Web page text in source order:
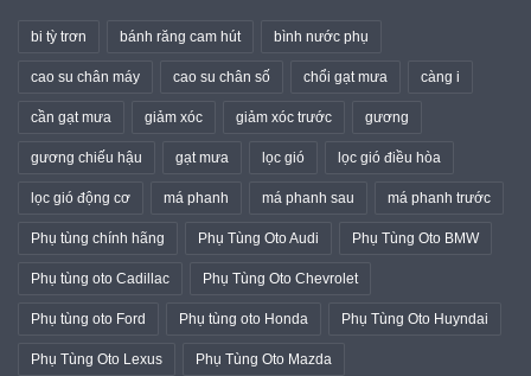
bi tỳ trơn bánh răng cam hút bình nước phụ
cao su chân máy cao su chân số chổi gạt mưa càng i
cần gạt mưa giảm xóc giảm xóc trước gương
gương chiếu hậu gạt mưa lọc gió lọc gió điều hòa
lọc gió động cơ má phanh má phanh sau má phanh trước
Phụ tùng chính hãng Phụ Tùng Oto Audi Phụ Tùng Oto BMW
Phụ tùng oto Cadillac Phụ Tùng Oto Chevrolet
Phụ tùng oto Ford Phụ tùng oto Honda Phụ Tùng Oto Huyndai
Phụ Tùng Oto Lexus Phụ Tùng Oto Mazda